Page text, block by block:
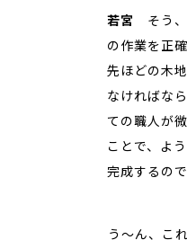
若宮
そう
の作業を正
先ほどの木
なければな
ての職人が
ことで、よ
完成するので
――う～ん、